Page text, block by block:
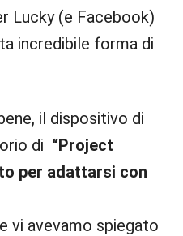
Lucky (e Facebook)
incredibile forma di
il dispositivo di
di “Project
per adattarsi con
vi avevamo spiegato